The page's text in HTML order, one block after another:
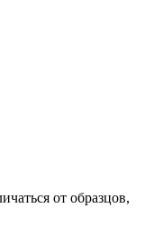
от образцов,